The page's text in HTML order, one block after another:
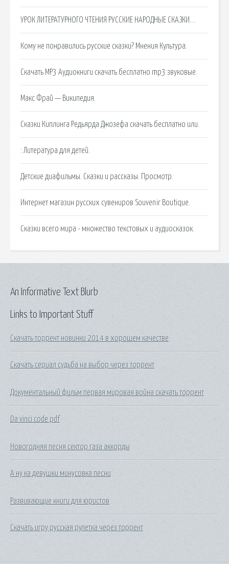
УРОК ЛИТЕРАТУРНОГО ЧТЕНИЯ РУССКИЕ НАРОДНЫЕ СКАЗКИ….
Кому не понравились русские сказки? Мнения Культура.
Скачать MP3 Аудиокниги скачать бесплатно mp3 звуковые.
Макс Фрай — Википедия.
Сказки Киплинга Редьярда Джозефа скачать бесплатно или.
: Литература для детей.
Детские диафильмы. Сказки и рассказы. Просмотр.
Интернет магазин русских сувениров Souvenir Boutique.
Сказки всего мира - множество текстовых и аудиосказок.
Links to Important Stuff
Скачать торрент новинки 2014 в хорошем качестве
Скачать сериал судьба на выбор через торрент
Документальный фильм первая мировая война скачать торрент
Da vinci code pdf
Новогодняя песня сектор газа аккорды
А ну ка девушки минусовка песни
Развивающие книги для юристов
Скачать игру русская рулетка через торрент
An Informative Text Blurb